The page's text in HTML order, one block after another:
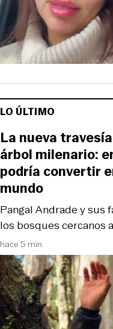
LO ÚLTIMO
hace 5 min
Pangal Andrade y sus
los bosques cercanos
La nueva travesía
árbol milenario:
podría convertir
mundo